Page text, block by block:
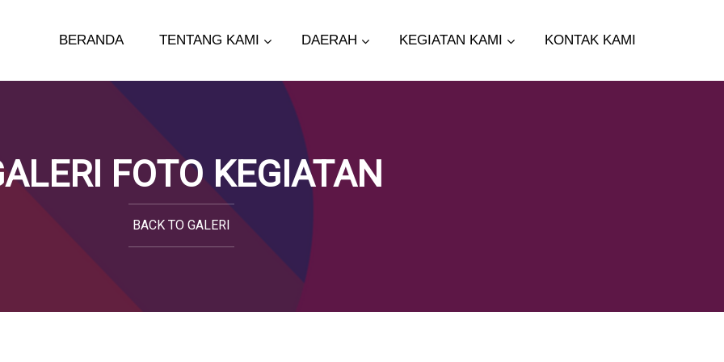
BERANDA TENTANG KAMI DAERAH KEGIATAN KAMI KONTAK KAMI
FOTO KEGIATAN
BACK TO GALERI